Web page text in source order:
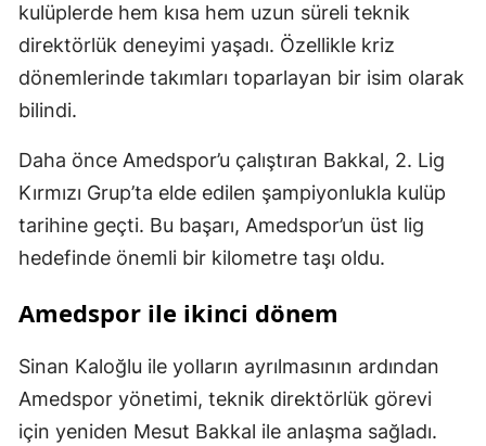
kulüplerde hem kısa hem uzun süreli teknik
direktörlük deneyimi yaşadı. Özellikle kriz
dönemlerinde takımları toparlayan bir isim olarak
bilindi.
Daha önce Amedspor’u çalıştıran Bakkal, 2. Lig
Kırmızı Grup’ta elde edilen şampiyonlukla kulüp
tarihine geçti. Bu başarı, Amedspor’un üst lig
hedefinde önemli bir kilometre taşı oldu.
Amedspor ile ikinci dönem
Sinan Kaloğlu ile yolların ayrılmasının ardından
Amedspor yönetimi, teknik direktörlük görevi
için yeniden Mesut Bakkal ile anlaşma sağladı.